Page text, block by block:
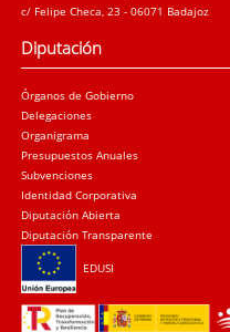
c/ Felipe Checa, 23 - 06071 Badajoz
Diputación
Órganos de Gobierno
Delegaciones
Organigrama
Presupuestos Anuales
Subvenciones
Identidad Corporativa
Diputación Abierta
Diputación Transparente
EDUSI